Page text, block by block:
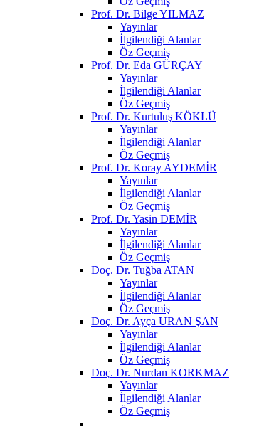
Prof. Dr. Bilge YILMAZ
Yayınlar
İlgilendiği Alanlar
Öz Geçmiş
Prof. Dr. Eda GÜRÇAY
Yayınlar
İlgilendiği Alanlar
Öz Geçmiş
Prof. Dr. Kurtuluş KÖKLÜ
Yayınlar
İlgilendiği Alanlar
Öz Geçmiş
Prof. Dr. Koray AYDEMİR
Yayınlar
İlgilendiği Alanlar
Öz Geçmiş
Prof. Dr. Yasin DEMİR
Yayınlar
İlgilendiği Alanlar
Öz Geçmiş
Doç. Dr. Tuğba ATAN
Yayınlar
İlgilendiği Alanlar
Öz Geçmiş
Doç. Dr. Ayça URAN ŞAN
Yayınlar
İlgilendiği Alanlar
Öz Geçmiş
Doç. Dr. Nurdan KORKMAZ
Yayınlar
İlgilendiği Alanlar
Öz Geçmiş